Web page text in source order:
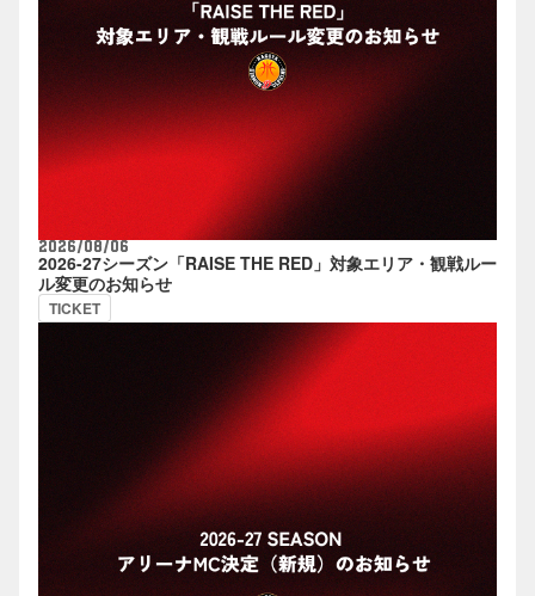
2026/08/06
2026-27シーズン「RAISE THE RED」対象エリア・観戦ルー
ル変更のお知らせ
TICKET